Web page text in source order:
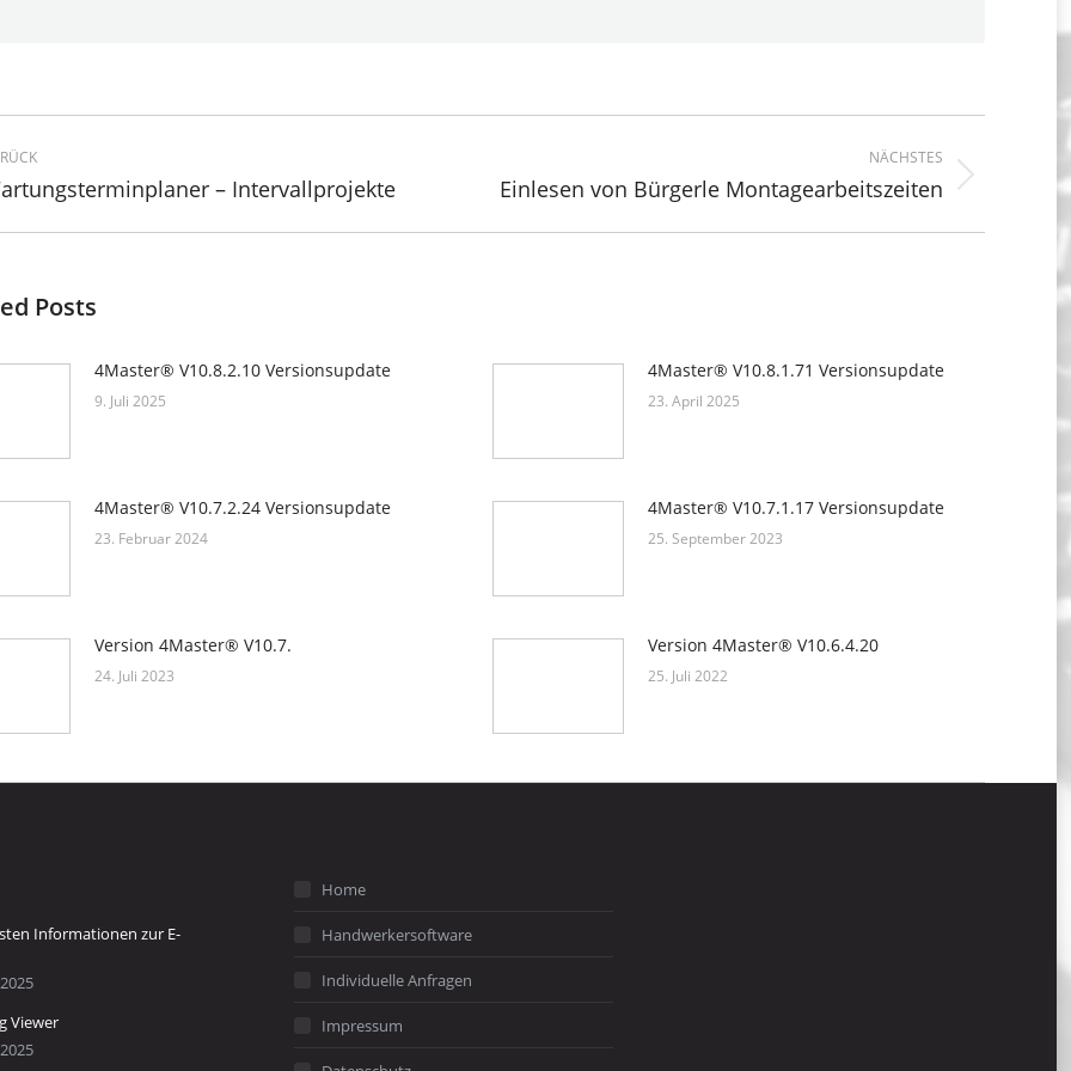
– Intervallprojekte
NÄCHSTES
Nächster
Einlesen von Bürgerle Montagearbeitszeiten
Posts
4Master® V10.8.2.10 Versionsupdate
9. Juli 2025
4Master® V10.8.1.71 Versionsupdate
23. April 2025
4Master® V10.7.2.24 Versionsupdate
23. Februar 2024
4Master® V10.7.1.17 Versionsupdate
25. September 2023
Version 4Master® V10.7.
24. Juli 2023
Version 4Master® V10.6.4.20
25. Juli 2022
Informationen zur E-
Viewer
Home
Handwerkersoftware
Individuelle Anfragen
Impressum